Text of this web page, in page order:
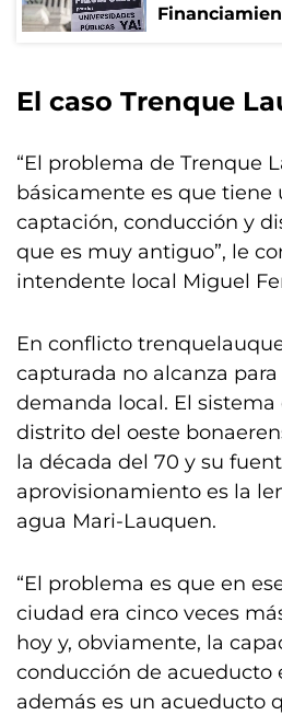
El caso Trenque
“El problema de Trenque
básicamente es que tiene
captación, conducción y
que es muy antiguo”, le
intendente local Miguel
En conflicto
capturada no alcanza
demanda local. El sistema
distrito del oeste
la década del 70 y su
aprovisionamiento es la
agua Mari-Lauquen.
“El problema es que en
ciudad era cinco veces
hoy y, obviamente, la
conducción de acueducto
además es un acueducto